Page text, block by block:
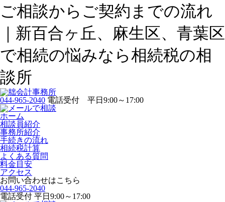
ご相談からご契約までの流れ
｜新百合ヶ丘、麻生区、青葉区
で相続の悩みなら相続税の相
談所
044-965-2040 電話受付 平日9:00～17:00
ホーム
相談員紹介
事務所紹介
手続きの流れ
相続税計算
よくある質問
料金目安
アクセス
お問い合わせはこちら
044-965-2040
電話受付 平日9:00～17:00